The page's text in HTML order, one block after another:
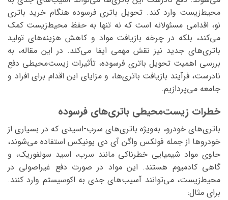
محیط‌زیست وارد کند. تحویل باتری فرسوده هنگام خرید باتری
نو، اقدامی مسئولانه است که نه تنها به حفظ محیط‌زیست کمک
می‌کند، بلکه در چرخه بازیافت مواد و کاهش هزینه‌های تولید
باتری‌های جدید نیز نقش مهمی ایفا می‌کند. در این مقاله، به
بررسی اهمیت تحویل باتری فرسوده، تأثیرات زیست‌محیطی دفع
نادرست، فرآیند بازیافت باتری‌ها، و مزایای این اقدام برای افراد و
جامعه می‌پردازیم.
خطرات زیست‌محیطی باتری‌های فرسوده
باتری‌های خودرو، به‌ویژه باتری‌های سرب-اسیدی که در بسیاری از
خودروها از جمله فولکس واگن آی دی یونیکس استفاده می‌شوند،
حاوی مواد شیمیایی خطرناکی مانند سرب، اسید سولفوریک، و
گاهی کادمیوم هستند. این مواد در صورت دفع غیراصولی در
محیط‌زیست، می‌توانند آسیب‌های جدی به اکوسیستم وارد کنند.
برای مثال: